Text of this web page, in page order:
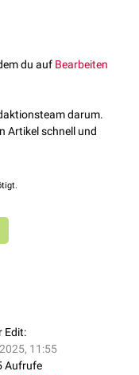
du auf Bearbeiten
darum.
Artikel schnell und
Edit:
11:55
Aufrufe